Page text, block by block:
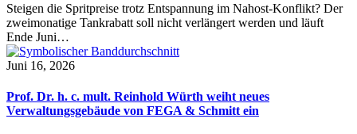
Steigen die Spritpreise trotz Entspannung im Nahost-Konflikt? Der
zweimonatige Tankrabatt soll nicht verlängert werden und läuft
Ende Juni…
Juni 16, 2026
Prof. Dr. h. c. mult. Reinhold Würth weiht neues
Verwaltungsgebäude von FEGA & Schmitt ein